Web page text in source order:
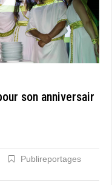
son anniversair
Publireportages